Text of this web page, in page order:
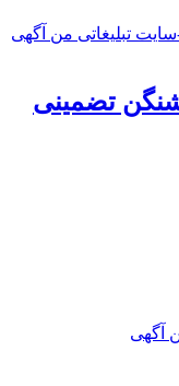
شنگن تضمینی